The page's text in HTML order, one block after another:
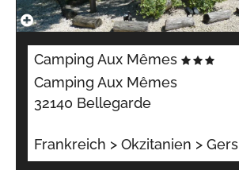
Camping Aux Mêmes
Camping Aux Mêmes
32140 Bellegarde
Frankreich > Okzitanien > Gers